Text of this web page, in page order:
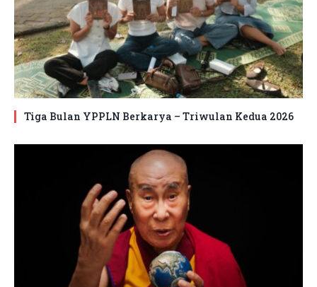
Tiga Bulan YPPLN Berkarya – Triwulan Kedua 2026